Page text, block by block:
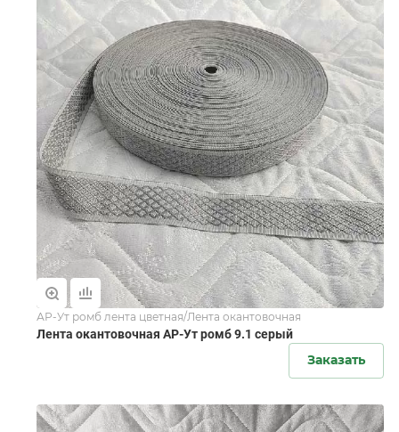
АР-Ут ромб лента цветная/Лента окантовочная
Лента окантовочная АР-Ут ромб 9.1 серый
Заказать